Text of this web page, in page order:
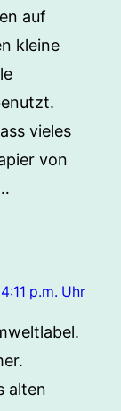
auf
kleine
vieles
von
p.m. Uhr
alten